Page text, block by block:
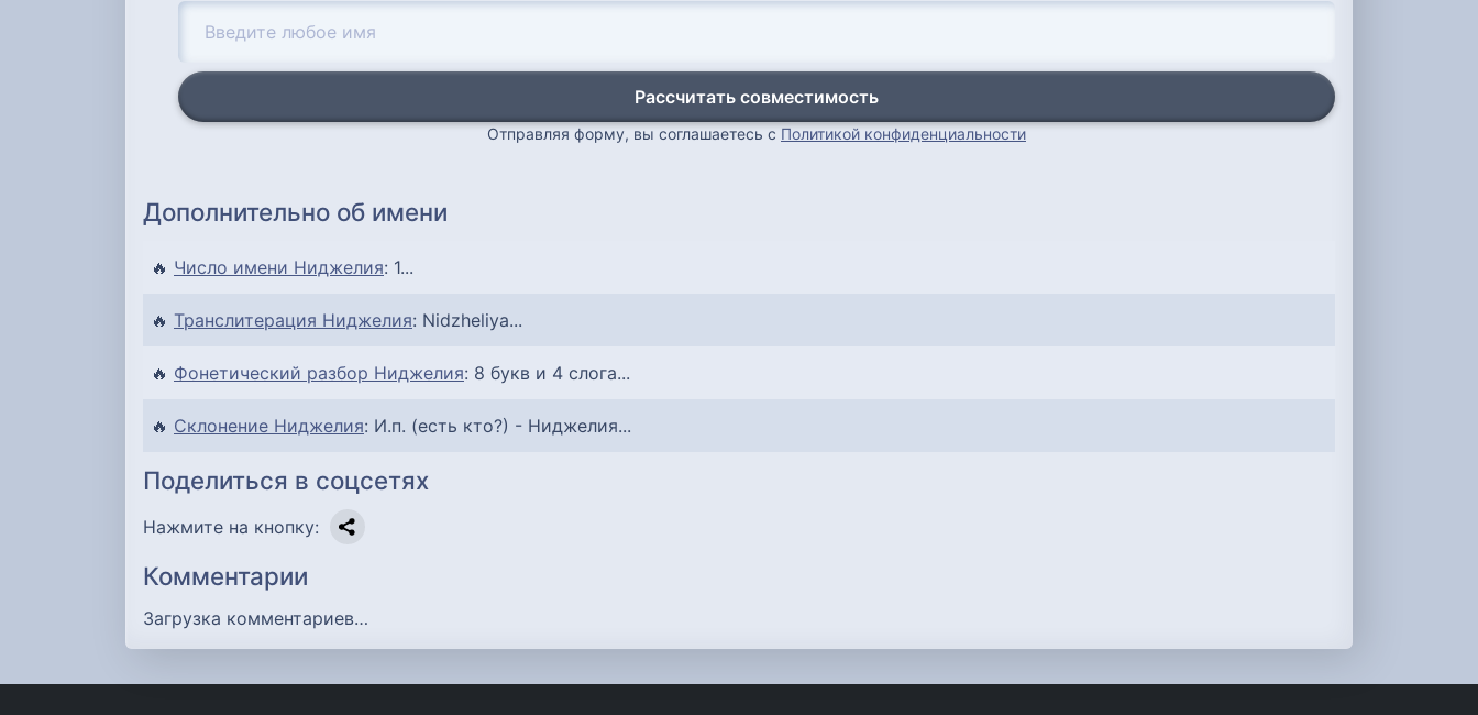
Рассчитать совместимость
Отправляя форму, вы соглашаетесь с Политикой конфиденциальности
Дополнительно об имени
🔥 Число имени Ниджелия: 1...
🔥 Транслитерация Ниджелия: Nidzheliya...
🔥 Фонетический разбор Ниджелия: 8 букв и 4 слога...
🔥 Склонение Ниджелия: И.п. (есть кто?) - Ниджелия...
Поделиться в соцсетях
Нажмите на кнопку:
Комментарии
Загрузка комментариев…